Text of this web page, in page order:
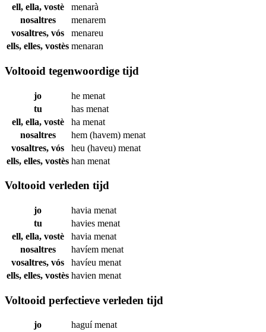
ell, ella, vostè
menarà
nosaltres
menarem
vosaltres, vós
menareu
ells, elles, vostès menaran
Voltooid tegenwoordige tijd
jo he menat
tu
has menat
ell, ella, vostè
ha menat
nosaltres
hem (havem) menat
vosaltres, vós
heu (haveu) menat
ells, elles, vostès han menat
Voltooid verleden tijd
jo havia menat
tu
havies menat
ell, ella, vostè
havia menat
nosaltres
havíem menat
vosaltres, vós
havíeu menat
ells, elles, vostès havien menat
Voltooid perfectieve verleden tijd
jo haguímenat